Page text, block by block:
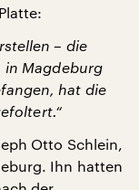
– die
in Magdeburg
hat die
Otto Schlein,
Ihn hatten